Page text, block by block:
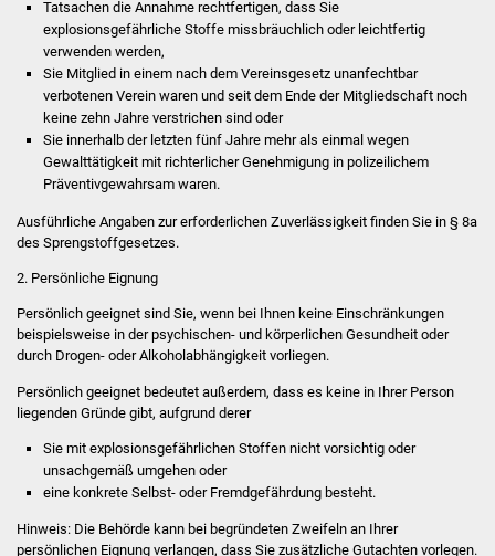
Veranstaltungen
Ostermarkt
Einrichtungen
Hallenbad
Stadtarchiv
Zehntscheuer
Vereine und Parteien
Tatsachen die Annahme rechtfertigen, dass Sie
explosionsgefährliche Stoffe missbräuchlich oder leichtfertig
verwenden werden,
Sie Mitglied in einem nach dem Vereinsgesetz unanfechtbar
verbotenen Verein waren und seit dem Ende der Mitgliedschaft noch
keine zehn Jahre verstrichen sind oder
Sie innerhalb der letzten fünf Jahre mehr als einmal wegen
Gewalttätigkeit mit richterlicher Genehmigung in polizeilichem
Präventivgewahrsam waren.
Ausführliche Angaben zur erforderlichen Zuverlässigkeit finden Sie in § 8a
des Sprengstoffgesetzes.
2. Persönliche Eignung
Persönlich geeignet sind Sie, wenn bei Ihnen keine Einschränkungen
beispielsweise in der psychischen- und körperlichen Gesundheit oder
durch Drogen- oder Alkoholabhängigkeit vorliegen.
Persönlich geeignet bedeutet außerdem, dass es keine in Ihrer Person
liegenden Gründe gibt, aufgrund derer
Sie mit explosionsgefährlichen Stoffen nicht vorsichtig oder
unsachgemäß umgehen oder
eine konkrete Selbst- oder Fremdgefährdung besteht.
Hinweis:Die Behörde kann bei begründeten Zweifeln an Ihrer
persönlichen Eignung verlangen, dass Sie zusätzliche Gutachten vorlegen.